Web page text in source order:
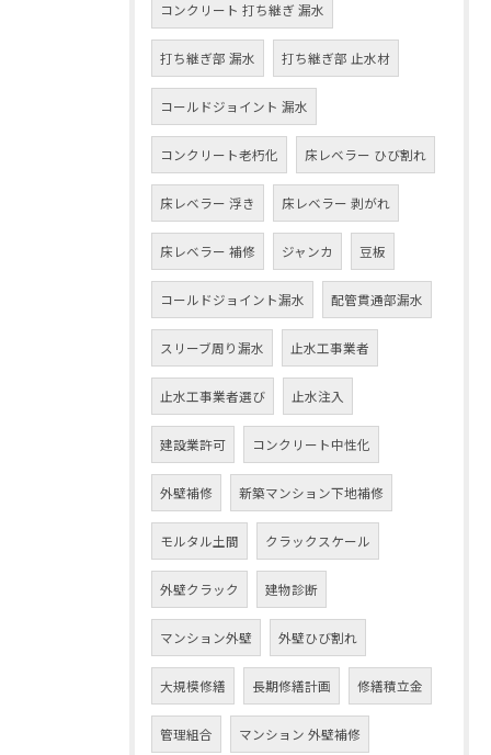
コンクリート 打ち継ぎ 漏水
打ち継ぎ部 漏水 打ち継ぎ部 止水材
コールドジョイント 漏水
コンクリート老朽化 床レベラー ひび割れ
床レベラー 浮き 床レベラー 剥がれ
床レベラー 補修 ジャンカ 豆板
コールドジョイント漏水 配管貫通部漏水
スリーブ周り漏水 止水工事業者
止水工事業者選び 止水注入
建設業許可 コンクリート中性化
外壁補修 新築マンション下地補修
モルタル土間 クラックスケール
外壁クラック 建物診断
マンション外壁 外壁ひび割れ
大規模修繕 長期修繕計画 修繕積立金
管理組合 マンション 外壁補修